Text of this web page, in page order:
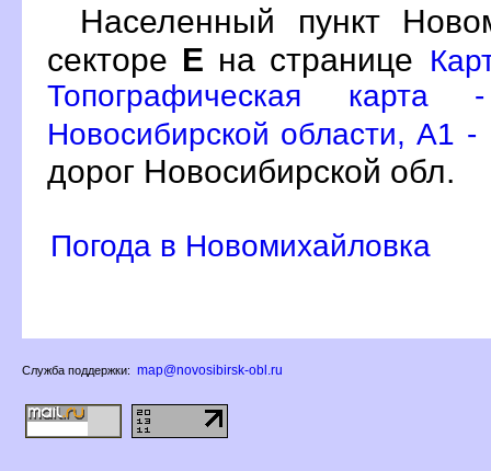
Населенный пункт
секторе Е на странице
Топографическая карта
Новосибирской области, A1 -
дорог Новосибирской обл.
Погода в Новомихайловка
Служба поддержки: map@novosibirsk-obl.ru